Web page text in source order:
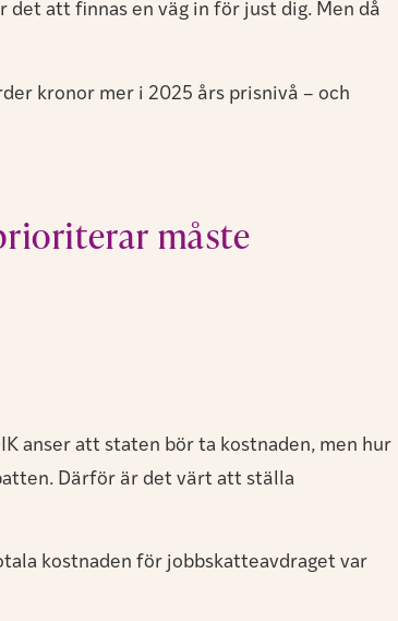
att finnas en väg in för just dig. Men då
kronor mer i 2025 års prisnivå – och
måste
anser att staten bör ta kostnaden, men hur
Därför är det värt att ställa
kostnaden för jobbskatteavdraget var